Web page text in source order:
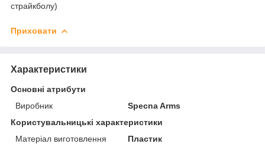
страйкболу)
Приховати
Характеристики
Основні атрибути
Виробник
Specna Arms
Користувальницькі характеристики
Матеріал виготовлення
Пластик